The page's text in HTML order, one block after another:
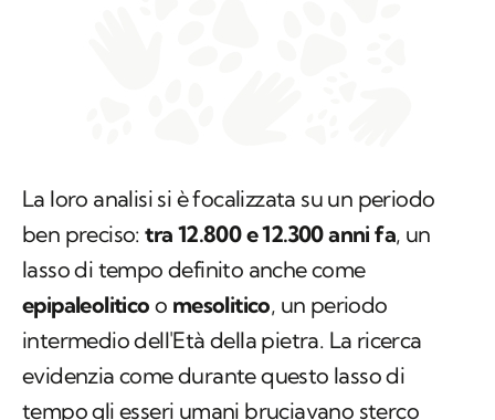
La loro analisi si è focalizzata su un periodo
ben preciso:tra 12.800 e 12.300 anni fa, un
lasso di tempo definito anche come
epipaleolitico o mesolitico, un periodo
intermedio dell'Età della pietra. La ricerca
evidenzia come durante questo lasso di
tempo gli esseri umani bruciavano sterco